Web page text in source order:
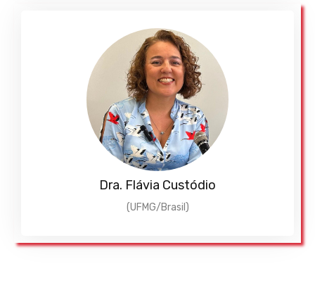
Dra. Flávia Custódio
(UFMG/Brasil)